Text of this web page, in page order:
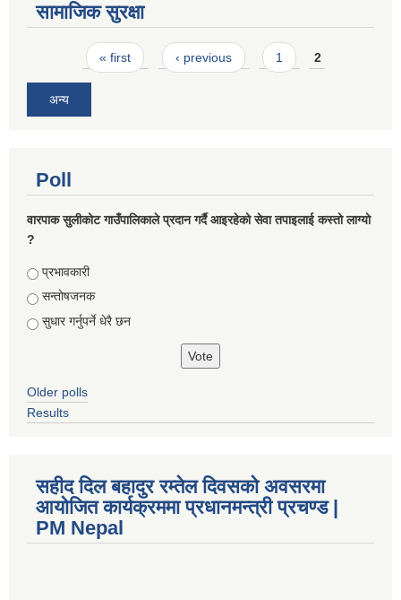
सामाजिक सुरक्षा
Pages« first ‹ previous 1 2
अन्य
Poll
वारपाक सुलीकोट गाउँपालिकाले प्रदान गर्दै आइरहेको सेवा तपाइलाई कस्तो लाग्यो
?
Choices
प्रभावकारी
सन्तोषजनक
सुधार गर्नुपर्ने धेरै छन
Older polls
Results
सहीद दिल बहादुर रम्तेल दिवसको अवसरमा
आयोजित कार्यक्रममा प्रधानमन्त्री प्रचण्ड |
PM Nepal